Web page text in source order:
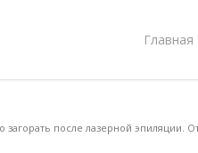
Главная
после лазерной эпиляции.